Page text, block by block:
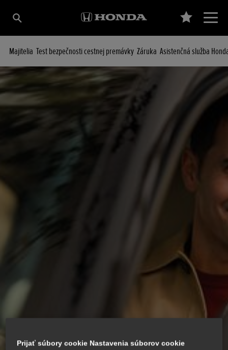
Majitelia Test bezpečnosti cestnej premávky Záruka Asistenčná služba
Prijať súbory cookie Nastavenia súborov cookie